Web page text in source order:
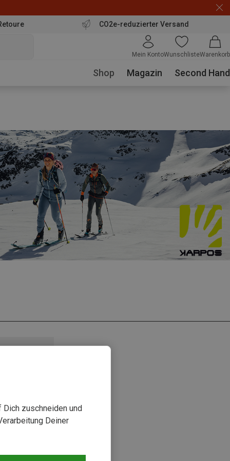
CO2e-reduzierter Versand
Mein KontoWunschlisteWarenkorb
Shop Magazin Second Hand
zuschneiden und
Deiner